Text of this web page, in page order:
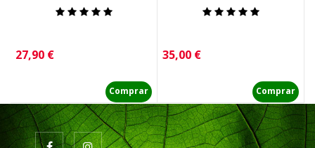
Precio
27,90 €
Comprar
Precio
35,00 €
Comprar